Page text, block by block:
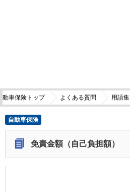
動車保険トップ よくある質問 用語集
自動車保険
免責金額（自己負担額）